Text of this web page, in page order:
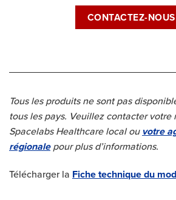
CONTACTEZ-NOUS
Tous les produits ne sont pas
tous les pays. Veuillez contacter votre
Spacelabs Healthcare local ou votre
régionalepour plus d’informations.
Télécharger la Fiche technique du